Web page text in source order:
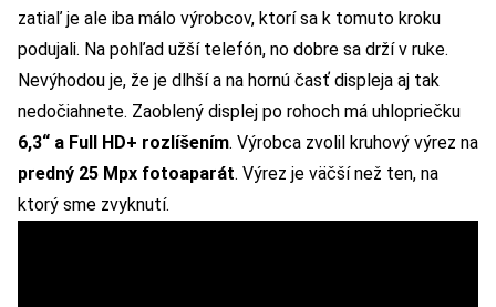
zatiaľ je ale iba málo výrobcov, ktorí sa k tomuto kroku
podujali. Na pohľad užší telefón, no dobre sa drží v ruke.
Nevýhodou je, že je dlhší a na hornú časť displeja aj tak
nedočiahnete. Zaoblený displej po rohoch má uhlopriečku
6,3“ a Full HD+ rozlíšením. Výrobca zvolil kruhový výrez na
predný 25 Mpx fotoaparát. Výrez je väčší než ten, na
ktorý sme zvyknutí.